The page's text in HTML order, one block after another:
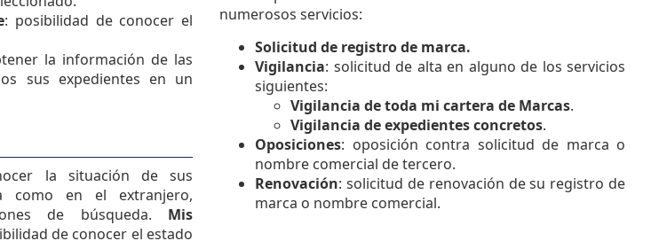
: posibilidad de conocer el
la información de las
sus expedientes en un
la situación de sus
como en el extranjero,
de búsqueda. Mis
de conocer el estado
numerosos servicios:
Solicitud de registro de marca.
Vigilancia: solicitud de alta en alguno de los servicios
siguientes:
Vigilancia de toda mi cartera de Marcas.
Vigilancia de expedientes concretos.
Oposiciones: oposición contra solicitud de marca o
nombre comercial de tercero.
Renovación: solicitud de renovación de su registro de
marca o nombre comercial.